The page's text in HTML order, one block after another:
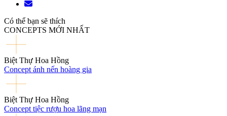
Có thể bạn sẽ thích
CONCEPTS MỚI NHẤT
Biệt Thự Hoa Hồng
Concept ánh nến hoàng gia
Biệt Thự Hoa Hồng
Concept tiệc rượu hoa lãng mạn